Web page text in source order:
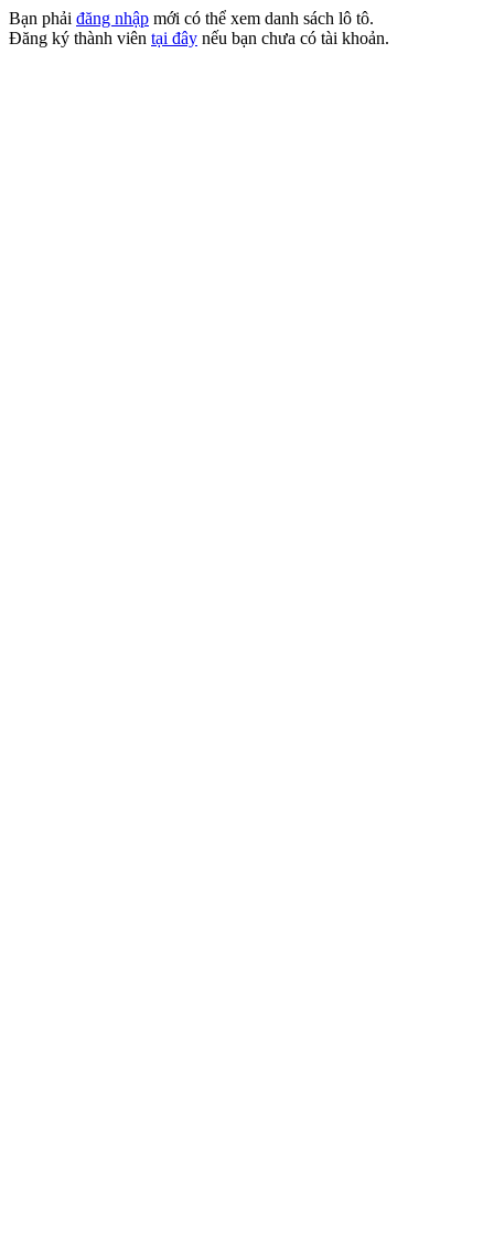
Bạn phải đăng nhập mới có thể xem danh sách lô tô.
Đăng ký thành viên tại đây nếu bạn chưa có tài khoản.